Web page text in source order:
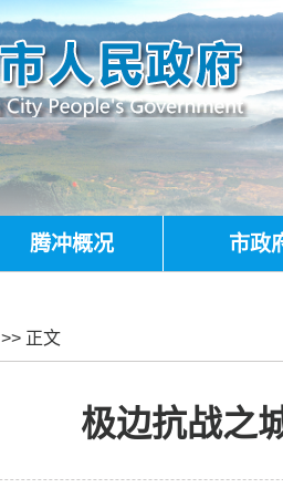
腾冲概况 市政
>> 正文
极边抗战之